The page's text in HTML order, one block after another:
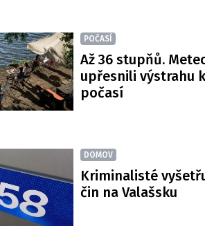
POČASÍ
Až 36 stupňů.
upřesnili výstrahu
počasí
DOMOV
Kriminalisté
čin na Valašsku